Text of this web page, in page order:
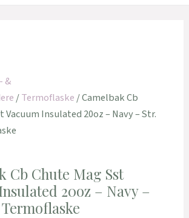
&
/Termoflaske/ Camelbak Cb
Vacuum Insulated 20oz – Navy – Str.
Cb Chute Mag Sst
20oz – Navy –